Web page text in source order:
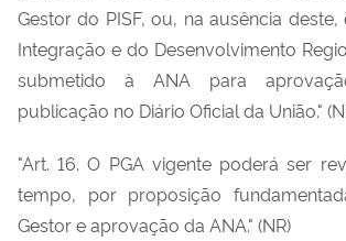
Gestor do PISF, ou, na ausência
Integração e do Desenvolvimento
submetido à ANA para
publicação no Diário Oficial da União."
"Art. 16. O PGA vigente poderá ser
tempo, por proposição
Gestor e aprovação da ANA." (NR)